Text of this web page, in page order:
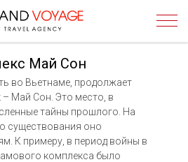
Май Сон
во Вьетнаме, продолжает
– Май Сон. Это место, в
тайны прошлого. На
существования оно
К примеру, в период войны в
комплекса было